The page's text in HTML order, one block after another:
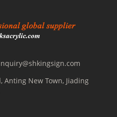
Anting New Town, Jiading